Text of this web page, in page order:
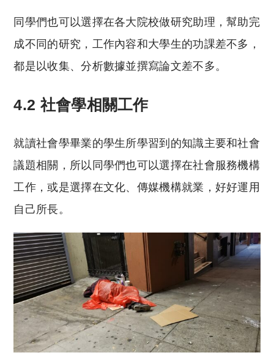
同學們也可以選擇在各大院校做研究助理，幫助完
成不同的研究，工作內容和大學生的功課差不多，
都是以收集、分析數據並撰寫論文差不多。
4.2 社會學相關工作
就讀社會學畢業的學生所學習到的知識主要和社會
議題相關，所以同學們也可以選擇在社會服務機構
工作，或是選擇在文化、傳媒機構就業，好好運用
自己所長。